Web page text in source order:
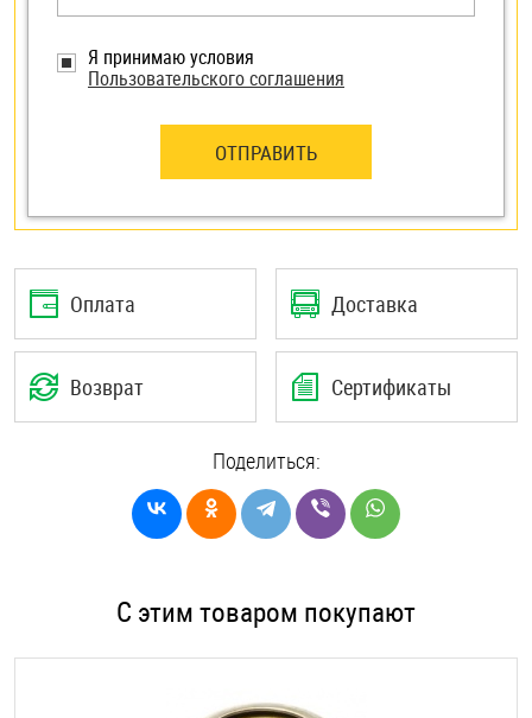
Я принимаю условия
Пользовательского соглашения
ОТПРАВИТЬ
Оплата Доставка
Возврат Сертификаты
Поделиться:
С этим товаром покупают